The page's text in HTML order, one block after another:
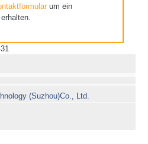
um ein
(Suzhou)Co., Ltd.